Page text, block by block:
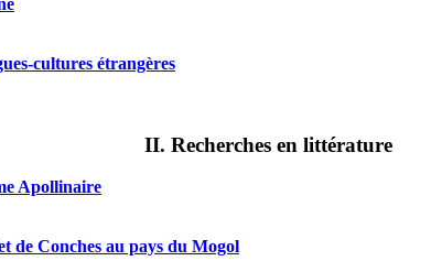
cultures étrangères
II. Recherches en littérature
Apollinaire
de Conches au pays du Mogol